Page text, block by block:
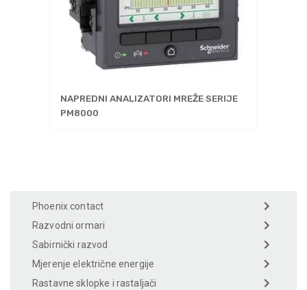
NAPREDNI ANALIZATORI MREŽE SERIJE
PM8000
Phoenix contact
Razvodni ormari
Sabirnički razvod
Mjerenje električne energije
Rastavne sklopke i rastaljači